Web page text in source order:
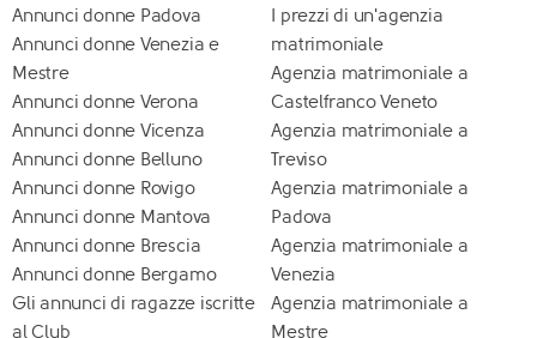
Annunci donne Padova
Annunci donne Venezia e
Mestre
Annunci donne Verona
Annunci donne Vicenza
Annunci donne Belluno
Annunci donne Rovigo
Annunci donne Mantova
Annunci donne Brescia
Annunci donne Bergamo
Gli annunci di ragazze iscritte
al Club
I prezzi di un'agenzia
matrimoniale
Agenzia matrimoniale a
Castelfranco Veneto
Agenzia matrimoniale a
Treviso
Agenzia matrimoniale a
Padova
Agenzia matrimoniale a
Venezia
Agenzia matrimoniale a
Mestre